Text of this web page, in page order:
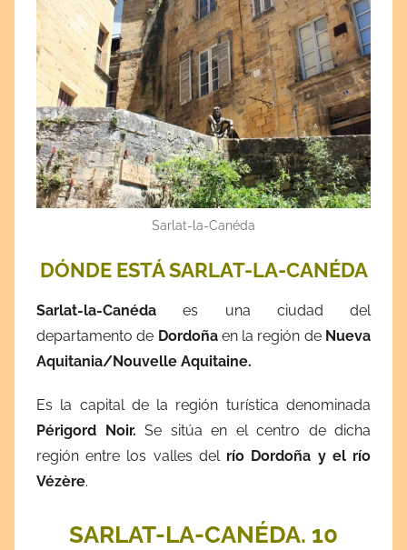
Sarlat-la-Canéda
DÓNDE ESTÁ SARLAT-LA-CANÉDA
Sarlat-la-Canéda es una ciudad del
departamento de Dordoñaen la región de Nueva
Aquitania/Nouvelle Aquitaine.
Es la capital de la región turística denominada
Périgord Noir. Se sitúa en el centro de dicha
región entre los valles del río Dordoña y el río
Vézère.
SARLAT-LA-CANÉDA. 10